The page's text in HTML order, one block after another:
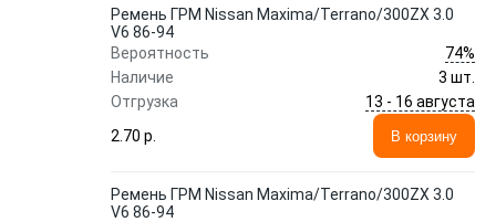
Ремень ГРМ Nissan Maxima/Terrano/300ZX 3.0
V6 86-94
Вероятность
74%
Наличие
3 шт.
Отгрузка
13 - 16 августа
2.70 p.
В корзину
Ремень ГРМ Nissan Maxima/Terrano/300ZX 3.0
V6 86-94